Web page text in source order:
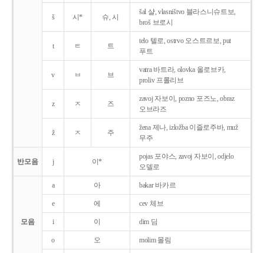
š 시* 슈, 시
šal 샬, vlasništvo 블라스니슈트보,
broš 브로시
t ㅌ 트
telo 텔로, ostrvo 오스트르보, put
푸트
v ㅂ 브
vatra 바트라, olovka 올로브카,
proliv 프롤리브
z ㅈ 즈
zavoj 자보이, pozno 포즈노, obraz
오브라즈
ž ㅈ 주
žena 제나, izložba 이즐로주바, muž
무주
반모음 j 이*
pojas 포야스, zavoj 자보이, odjelo
오델로
모음
a 아 bakar 바카르
e 에 cev 체브
i 이 dim 딤
o 오 molim 몰림